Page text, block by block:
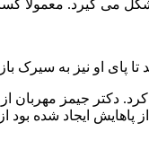
گیرد. معمولا کسانی
نیز به سیرک باز شود.
دکتر جیمز